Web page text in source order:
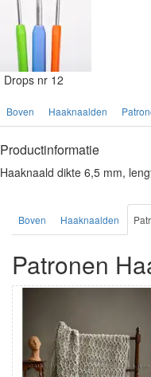
Drops nr 12
Boven Haaknaalden
Productinformatie
Haaknaald dikte 6,5 mm,
Boven Haaknaalden
Patronen